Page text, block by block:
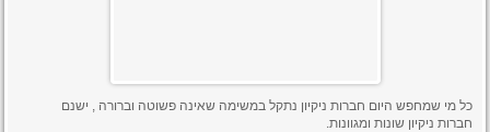
כל מי שמחפש היום חברות ניקיון נתקל במשימה שאינה פשוטה וברורה , ישנם
חברות ניקיון שונות ומגוונות.